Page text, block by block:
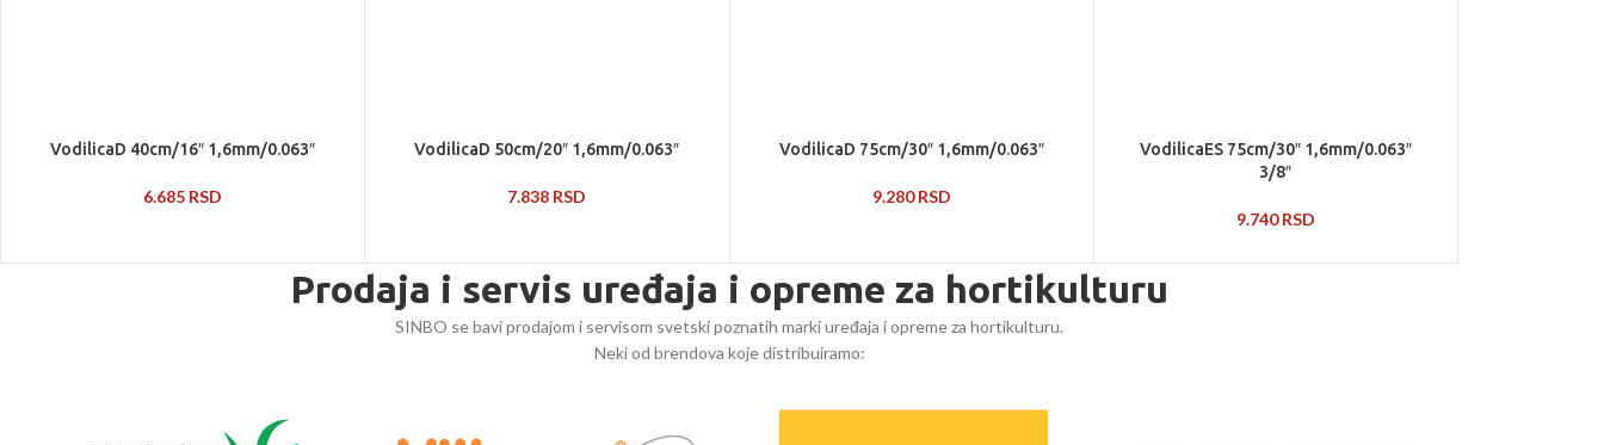
VodilicaD 40cm/16″ 1,6mm/0.063″
6.685 RSD
VodilicaD 50cm/20″ 1,6mm/0.063″
7.838 RSD
VodilicaD 75cm/30″ 1,6mm/0.063″
9.280RSD
VodilicaES 75cm/30″ 1,6mm/0.063″
3/8″
9.740RSD
Prodaja i servis uređaja i opreme za hortikulturu
SINBO se bavi prodajom i servisom svetski poznatih marki uređaja i opreme za hortikulturu.
Neki od brendova koje distribuiramo: